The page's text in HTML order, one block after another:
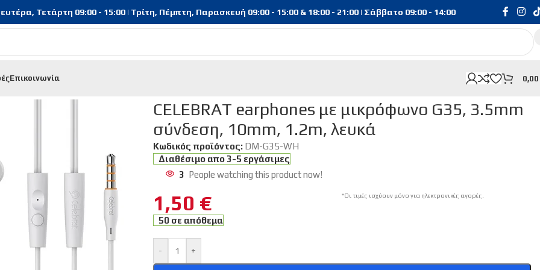
Τετάρτη 09:00 - 15:00 | Τρίτη, Πέμπτη, Παρασκευή 09:00 - 15:00 & 18:00 - 21:00 | Σάββατο 09:00 - 14:00
Επικοινωνία 0,00
CELEBRAT earphones με μικρόφωνο G35, 3.5mm
σύνδεση, 10mm, 1.2m, λευκά
Κωδικός προϊόντος: DM-G35-WH
Διαθέσιμο απο 3-5 εργάσιμες
3 People watching this product now!
1,50 € *Οι τιμές ισχύουν μόνο για ηλεκτρονικές αγορές.
50 σε απόθεμα
- +